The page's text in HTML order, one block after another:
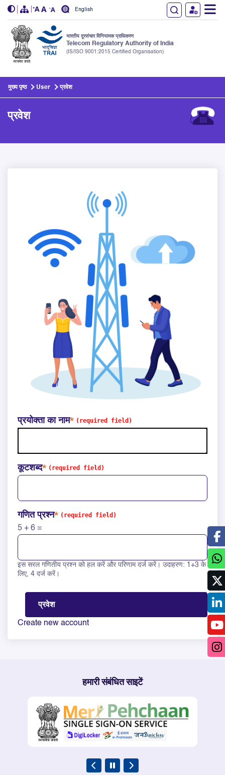
English
भारतीय दूरसंचार विनियामक प्राधिकरण
Telecom Regulatory Authority of India
(IS/ISO 9001:2015 Certified Organisation)
मुख्य पृष्ठ User प्रवेश
प्रवेश
प्रयोक्ता का नाम
कूटशब्द
गणित प्रश्न
5 + 6 =
Solve this math question: 5 + 6 =
इस सरल गणितीय प्रश्न को हल करें और परिणाम दर्ज करें। उदाहरण: 1+3 के
लिए, 4 दर्ज करें।
Create new account
हमारी संबंधित साइटें